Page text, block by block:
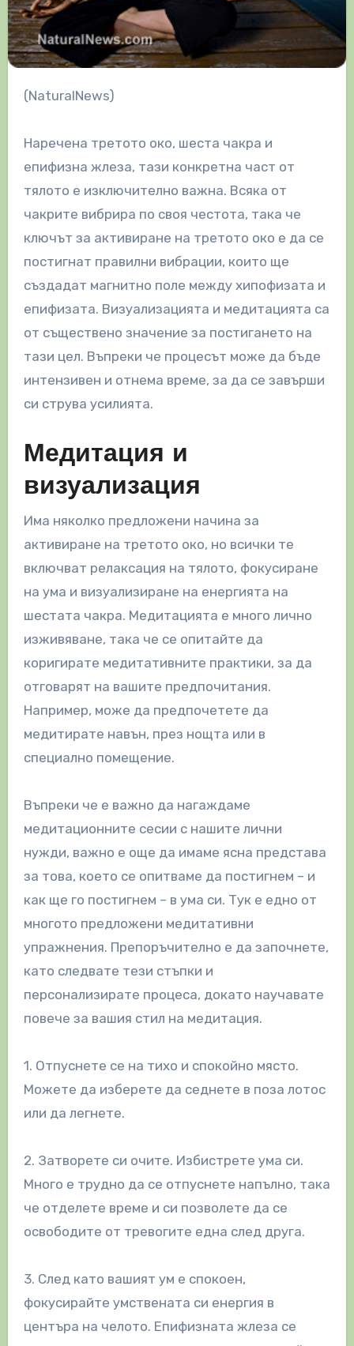
(NaturalNews)
Наречена третото око, шеста чакра и
епифизна жлеза, тази конкретна част от
тялото е изключително важна. Всяка от
чакрите вибрира по своя честота, така че
ключът за активиране на третото око е да се
постигнат правилни вибрации, които ще
създадат магнитно поле между хипофизата и
епифизата. Визуализацията и медитацията са
от съществено значение за постигането на
тази цел. Въпреки че процесът може да бъде
интензивен и отнема време, за да се завърши
си струва усилията.
Медитация и
визуализация
Има няколко предложени начина за
активиране на третото око, но всички те
включват релаксация на тялото, фокусиране
на ума и визуализиране на енергията на
шестата чакра. Медитацията е много лично
изживяване, така че се опитайте да
коригирате медитативните практики, за да
отговарят на вашите предпочитания.
Например, може да предпочетете да
медитирате навън, през нощта или в
специално помещение.
Въпреки че е важно да нагаждаме
медитационните сесии с нашите лични
нужди, важно е още да имаме ясна представа
за това, което се опитваме да постигнем – и
как ще го постигнем – в ума си. Тук е едно от
многото предложени медитативни
упражнения. Препоръчително е да започнете,
като следвате тези стъпки и
персонализирате процеса, докато научавате
повече за вашия стил на медитация.
1. Отпуснете се на тихо и спокойно място.
Можете да изберете да седнете в поза лотос
или да легнете.
2. Затворете си очите. Избистрете ума си.
Много е трудно да се отпуснете напълно, така
че отделете време и си позволете да се
освободите от тревогите една след друга.
3. След като вашият ум е спокоен,
фокусирайте умствената си енергия в
центъра на челото. Епифизната жлеза се